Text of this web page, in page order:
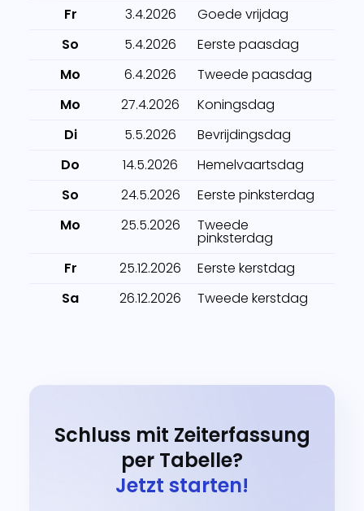
Fr
3.4.2026
Goede vrijdag
So
5.4.2026
Eerste paasdag
Mo
6.4.2026
Tweede paasdag
Mo
27.4.2026
Koningsdag
Di
5.5.2026
Bevrijdingsdag
Do
14.5.2026
Hemelvaartsdag
So
24.5.2026
Eerste pinksterdag
Mo
25.5.2026 Tweede
pinksterdag
Fr
25.12.2026
Eerste kerstdag
Sa
26.12.2026 Tweede kerstdag
Schluss mit Zeiterfassung
per Tabelle?
Jetzt starten!